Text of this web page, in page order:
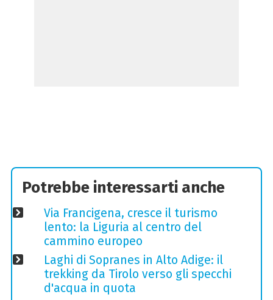
Potrebbe interessarti anche
Via Francigena, cresce il turismo
lento: la Liguria al centro del
cammino europeo
Laghi di Sopranes in Alto Adige: il
trekking da Tirolo verso gli specchi
d'acqua in quota